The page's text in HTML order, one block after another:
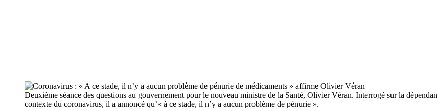
Deuxième séance des questions au gouvernement pour le nouveau ministre de la Santé, Olivier Véran. Interrogé sur la
contexte du coronavirus, il a annoncé qu’« à ce stade, il n’y a aucun problème de pénurie ».